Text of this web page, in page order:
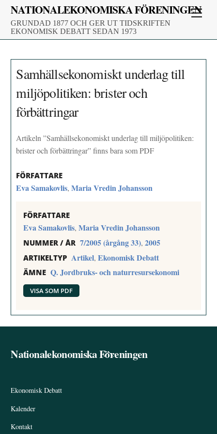
Skip
content
NATIONALEKONOMISKA FÖRENINGEN
GRUNDAD 1877 OCH GER UT TIDSKRIFTEN
EKONOMISK DEBATT SEDAN 1973
Samhällsekonomiskt underlag till
miljöpolitiken: brister och
förbättringar
Artikeln ”Samhällsekonomiskt underlag till miljöpolitiken:
brister och förbättringar” finns bara som PDF
FÖRFATTARE
Eva Samakovlis,Maria Vredin Johansson
FÖRFATTARE
Eva Samakovlis,Maria Vredin Johansson
NUMMER / ÅR 7/2005 (årgång 33),2005
ARTIKELTYP Artikel,Ekonomisk Debatt
ÄMNE Q. Jordbruks- och naturresursekonomi
VISA SOM PDF
Back
Nationalekonomiska Föreningen
Ekonomisk Debatt
Kalender
Kontakt